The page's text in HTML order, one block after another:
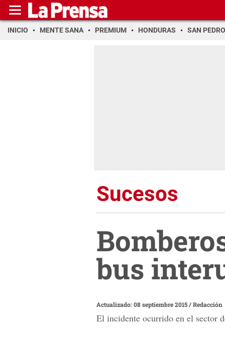
INICIO MENTE SANA PREMIUM HONDURAS SAN PEDRO
Sucesos
bus
Actualizado: 08 septiembre 2015/Redacción
El incidente ocurrido en el sector